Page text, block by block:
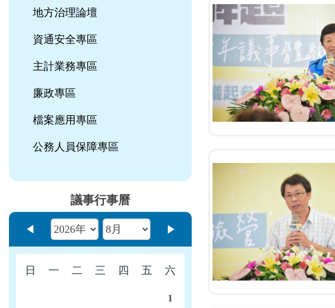
地方治理論壇
資通安全專區
主計業務專區
廉政專區
檔案應用專區
公務人員保障專區
議事行事曆
上個月
日 一 二 三 四 五 六
1